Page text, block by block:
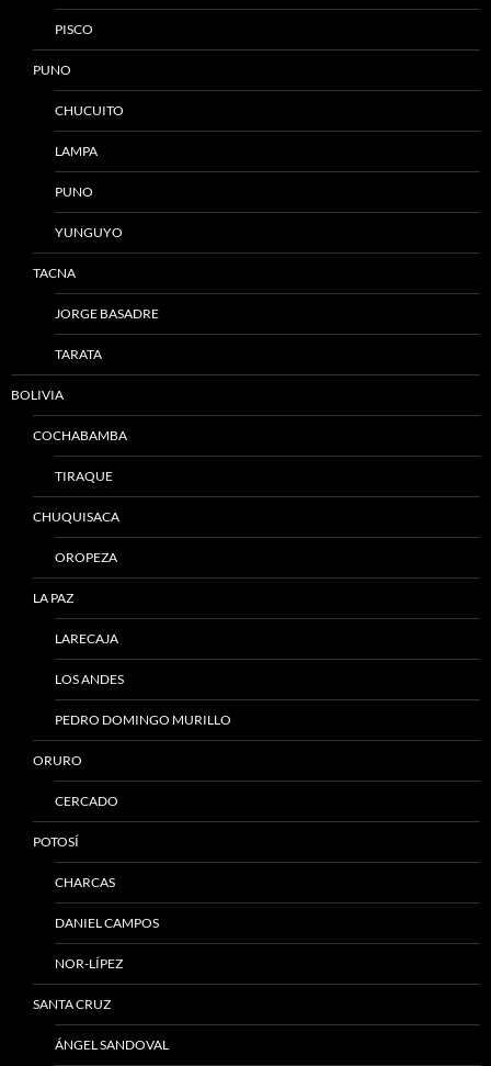
PISCO
PUNO
CHUCUITO
LAMPA
PUNO
YUNGUYO
TACNA
JORGE BASADRE
TARATA
BOLIVIA
COCHABAMBA
TIRAQUE
CHUQUISACA
OROPEZA
LA PAZ
LARECAJA
LOS ANDES
PEDRO DOMINGO MURILLO
ORURO
CERCADO
POTOSÍ
CHARCAS
DANIEL CAMPOS
NOR-LÍPEZ
SANTA CRUZ
ÁNGEL SANDOVAL